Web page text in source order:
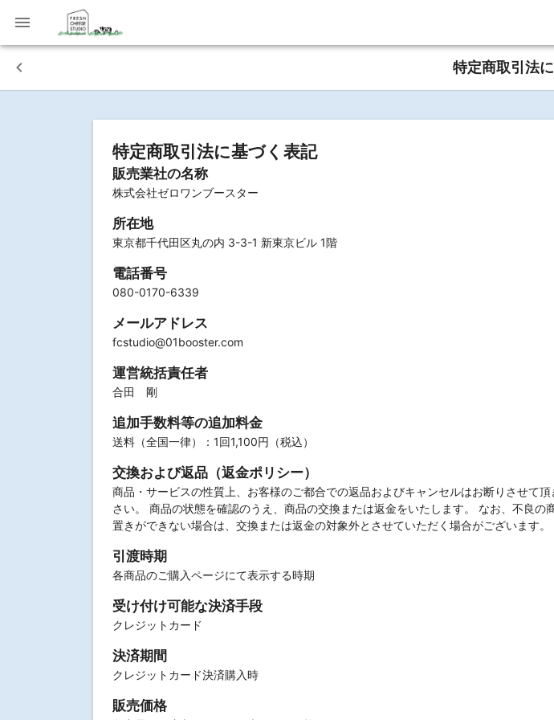
特定商取引法
特定商取引法に基づく表記
販売業社の名称
株式会社ゼロワンブースター
所在地
東京都千代田区丸の内 3-3-1 新東京ビル 1階
電話番号
080-0170-6339
メールアドレス
fcstudio@01booster.com
運営統括責任者
合田 剛
追加手数料等の追加料金
送料（全国一律）：1回1,100円（税込）
交換および返品（返金ポリシー）
商品・サービスの性質上、お客様のご都合での返品およびキャンセルはお断りさせて
さい。 商品の状態を確認のうえ、商品の交換または返金をいたします。 なお、不良
置きができない場合は、交換または返金の対象外とさせていただく場合がございます。
引渡時期
各商品のご購入ページにて表示する時期
受け付け可能な決済手段
クレジットカード
決済期間
クレジットカード決済購入時
販売価格